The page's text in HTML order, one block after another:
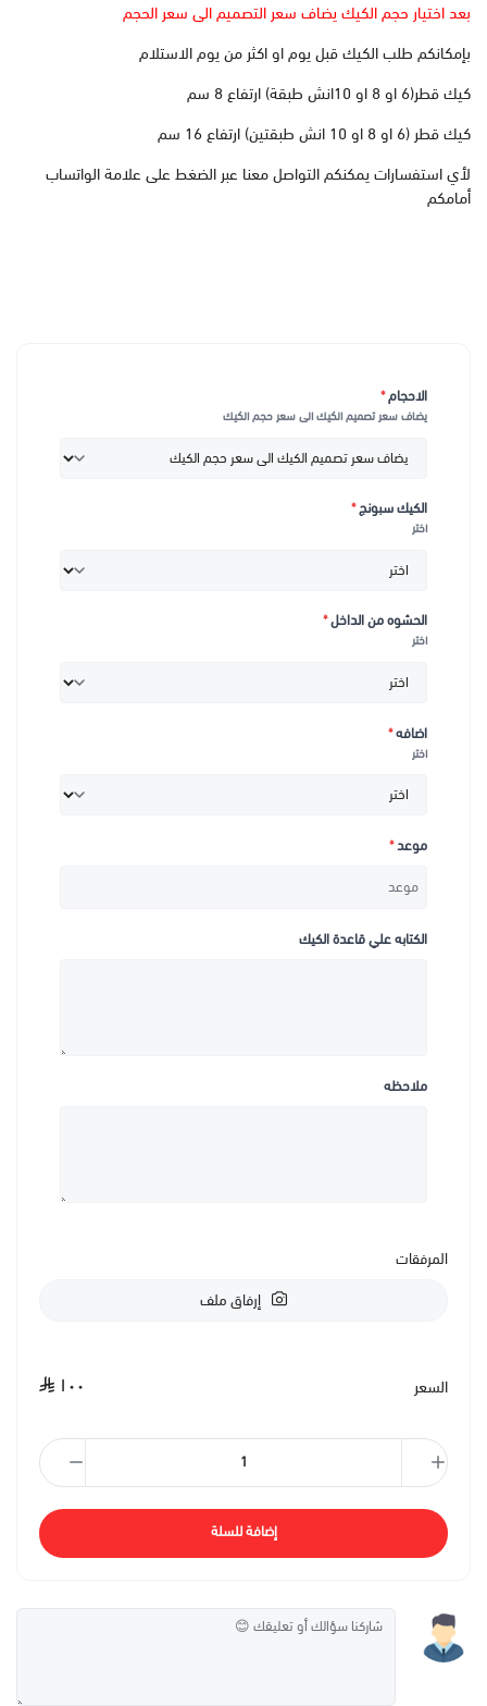
بعد اختيار حجم الكيك يضاف سعر التصميم الى سعر الحجم
بإمكانكم طلب الكيك قبل يوم او اكثر من يوم الاستلام
كيك قطر(6 او 8 او 10انش طبقة) ارتفاع 8 سم
كيك قطر (6 او 8 او 10 انش طبقتين) ارتفاع 16 سم
لأي استفسارات يمكنكم التواصل معنا عبر الضغط على علامة الواتساب
أمامكم
الاحجام*
يضاف سعر تصميم الكيك الى سعر حجم الكيك
الكيك سبونج*
اختر
الحشوه من الداخل*
اختر
اضافه*
اختر
موعد*
الكتابه علي قاعدة الكيك
ملاحظه
المرفقات
إرفاق ملف
السعر ١٠٠
إضافة للسلة